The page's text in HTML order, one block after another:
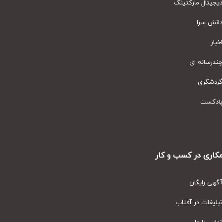
مارکتینگ
سرا
ای
در کسب و کار
رایگان
در آفتاب